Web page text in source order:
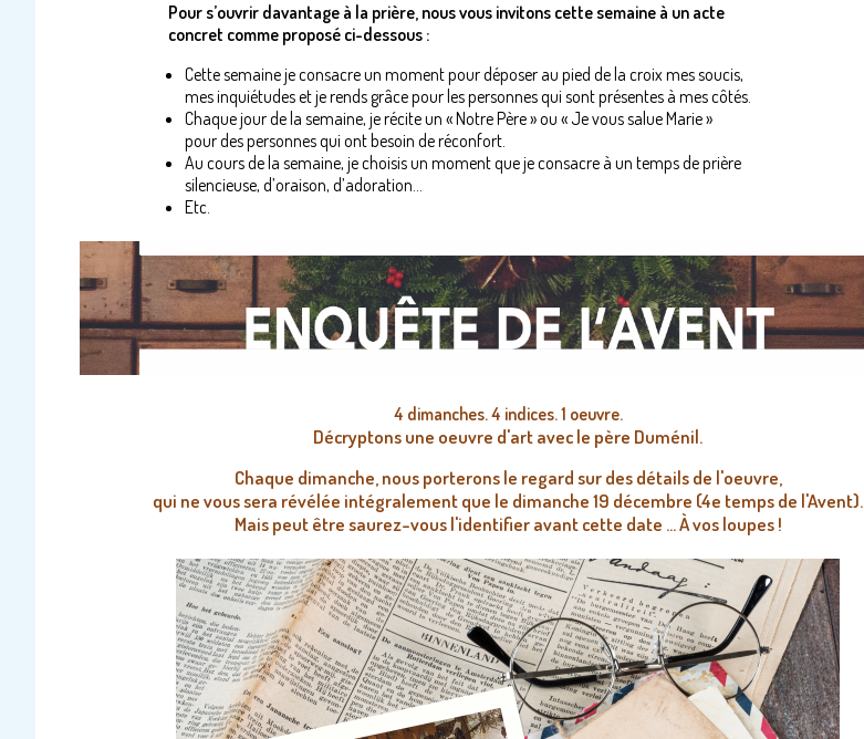
Pour s’ouvrir davantage à la prière, nous vous invitons cette semaine à un acte
concret comme proposé ci-dessous :
Cette semaine je consacre un moment pour déposer au pied de la croix mes soucis,
mes inquiétudes et je rends grâce pour les personnes qui sont présentes à mes côtés.
Chaque jour de la semaine, je récite un « Notre Père » ou « Je vous salue Marie »
pour des personnes qui ont besoin de réconfort.
Au cours de la semaine, je choisis un moment que je consacre à un temps de prière
silencieuse, d’oraison, d’adoration…
Etc.
4 dimanches. 4 indices. 1 oeuvre.
Décryptons une oeuvre d'art avec le père Duménil.
Chaque dimanche, nous porterons le regard sur des détails de l'oeuvre,
qui ne vous sera révélée intégralement que le dimanche 19 décembre (4e temps de l'Avent).
Mais peut être saurez-vous l'identifier avant cette date ... À vos loupes !